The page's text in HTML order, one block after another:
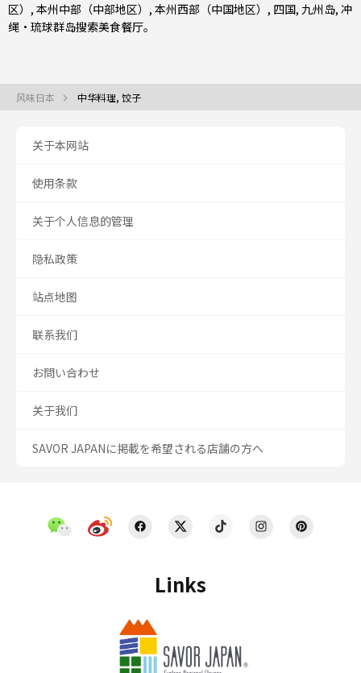
区） , 本州中部（中部地区） , 本州西部（中国地区） , 四国, 九州岛, 冲
绳・琉球群岛搜索美食餐厅。
风味日本 中华料理, 饺子
Links
关于本网站
使用条款
关于个人信息的管理
隐私政策
站点地图
联系我们
お問い合わせ
关于我们
SAVOR JAPANに掲載を希望される店舗の方へ